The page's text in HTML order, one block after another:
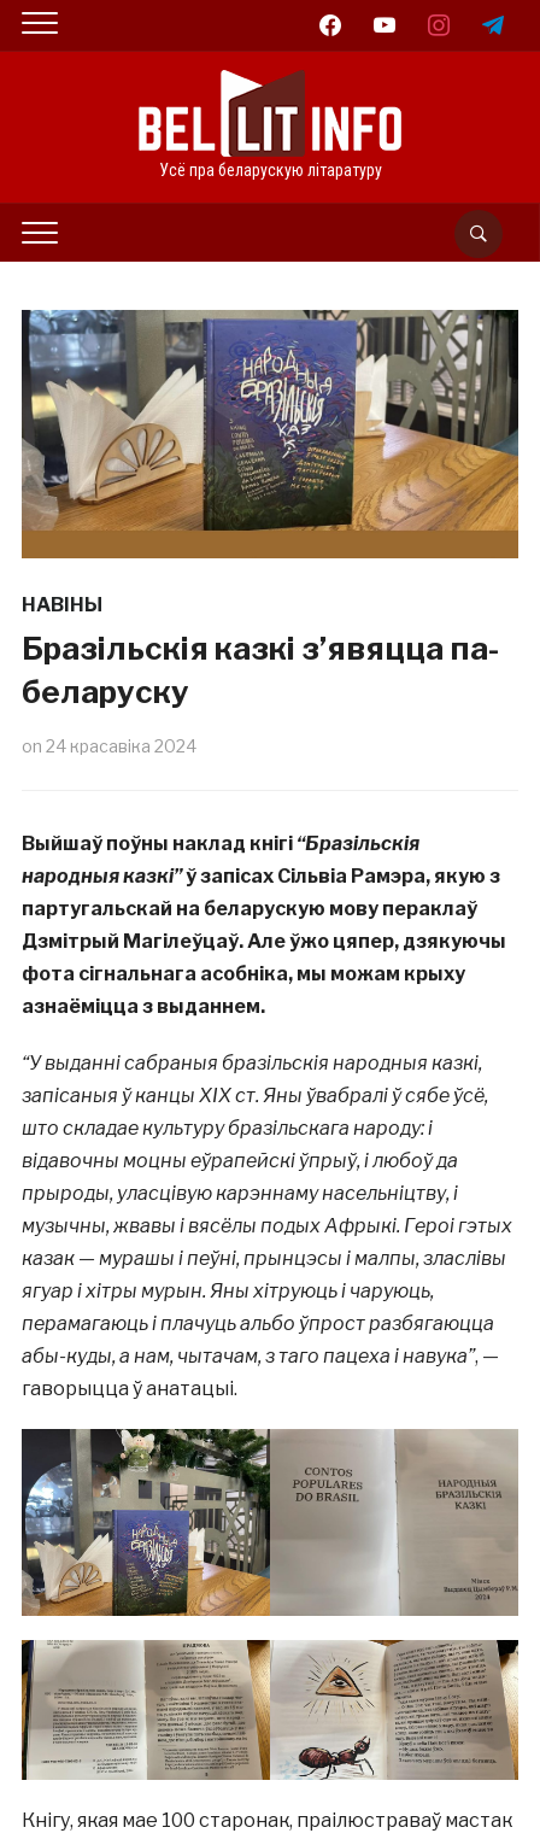
facebookyoutube instagramtelegram
Усё пра беларускую літаратуру
НАВІНЫ
Бразільскія казкі з’явяцца па-
беларуску
on 24 красавіка 2024
Выйшаў поўны наклад кнігі “Бразільскія
народныя казкі”ў запісах Сільвіа Рамэра, якую з
партугальскай на беларускую мову пераклаў
Дзмітрый Магілеўцаў. Але ўжо цяпер, дзякуючы
фота сігнальнага асобніка, мы можам крыху
азнаёміцца з выданнем.
“У выданні сабраныя бразільскія народныя казкі,
запісаныя ў канцы ХІХ ст. Яны ўвабралі ў сябе ўсё,
што складае культуру бразільскага народу: і
відавочны моцны еўрапейскі ўпрыў, і любоў да
прыроды, уласцівую карэннаму насельніцтву, і
музычны, жвавы і вясёлы подых Афрыкі. Героі гэтых
казак — мурашы і пеўні, прынцэсы і малпы, зласлівы
ягуар і хітры мурын. Яны хітруюць і чаруюць,
перамагаюць і плачуць альбо ўпрост разбягаюцца
абы-куды, а нам, чытачам, з таго пацеха і навука”, —
гаворыцца ў анатацыі.
Кнігу, якая мае 100 старонак, праілюстраваў мастак